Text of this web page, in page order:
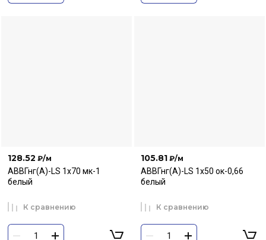
128.52 ₽/м
АВВГнг(А)-LS 1х70 мк-1
белый
К сравнению
105.81 ₽/м
АВВГнг(А)-LS 1х50 ок-0,66
белый
К сравнению